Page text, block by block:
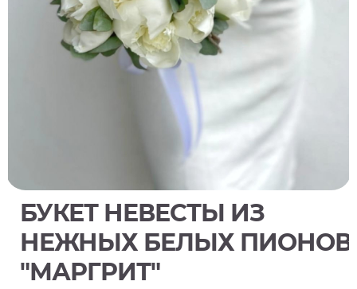
БУКЕТ НЕВЕСТЫ ИЗ
НЕЖНЫХ БЕЛЫХ ПИОНОВ
"МАРГРИТ"